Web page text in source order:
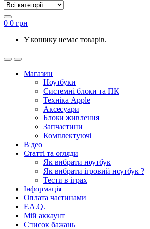
0 0 грн
У кошику немає товарів.
Магазин
Ноутбуки
Системні блоки та ПК
Техніка Apple
Аксесуари
Блоки живлення
Запчастини
Комплектуючі
Відео
Статті та огляди
Як вибрати ноутбук
Як вибрати ігровий ноутбук ?
Тести в іграх
Інформація
Оплата частинами
F.A.Q.
Мій аккаунт
Список бажань